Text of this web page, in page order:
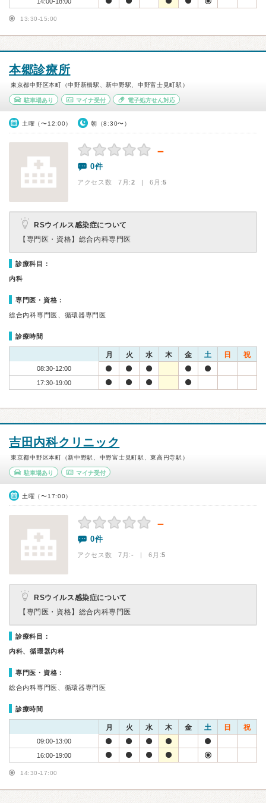
13:30-15:00
本郷診療所
東京都中野区本町（中野新橋駅、新中野駅、中野富士見町駅）
駐車場あり マイナ受付 電子処方せん対応
土曜（〜12:00） 朝（8:30〜）
－
0件
アクセス数 7月:2 | 6月:5
RSウイルス感染症について
【専門医・資格】 総合内科専門医
診療科目：
内科
専門医・資格：
総合内科専門医、循環器専門医
診療時間
月 火 水 木 金 土 日 祝
08:30-12:00
17:30-19:00
吉田内科クリニック
東京都中野区本町（新中野駅、中野富士見町駅、東高円寺駅）
駐車場あり マイナ受付
土曜（〜17:00）
－
0件
アクセス数 7月:- | 6月:5
RSウイルス感染症について
【専門医・資格】 総合内科専門医
診療科目：
内科、循環器内科
専門医・資格：
総合内科専門医、循環器専門医
診療時間
月 火 水 木 金 土 日 祝
09:00-13:00
16:00-19:00
14:30-17:00